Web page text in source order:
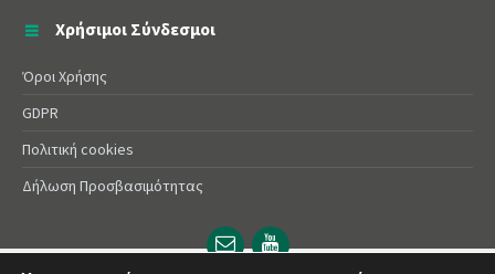
Χρήσιμοι Σύνδεσμοι
Όροι Χρήσης
GDPR
Πολιτική cookies
Δήλωση Προσβασιμότητας
Email
url
YouTube
url